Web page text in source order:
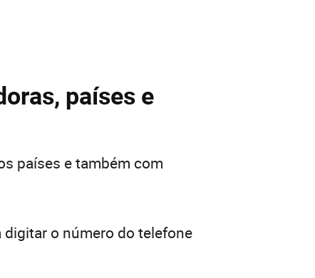
países e
países e também com
digitar o número do telefone